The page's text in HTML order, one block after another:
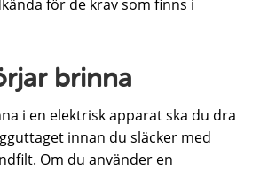
för de krav som finns i
brinna
i en elektrisk apparat ska du dra
innan du släcker med
Om du använder en